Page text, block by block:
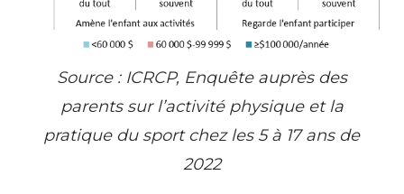
Source : ICRCP, Enquête auprès des
parents sur l’activité physique et la
pratique du sport chez les 5 à 17 ans de
2022